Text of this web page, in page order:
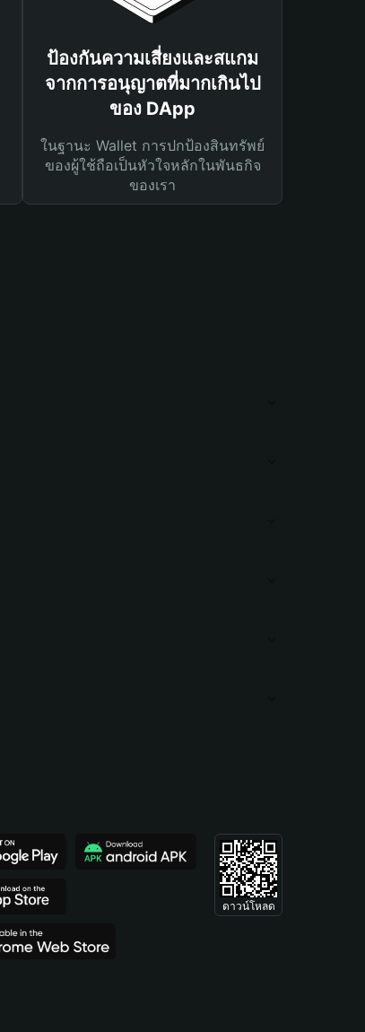
ป้องกันความเสี่ยงและสแกม
จากการอนุญาตที่มากเกินไป
ของ DApp
ในฐานะ Wallet การปกป้องสินทรัพย์
ของผู้ใช้ถือเป็นหัวใจหลักในพันธกิจ
ของเรา
ดาวน์โหลด